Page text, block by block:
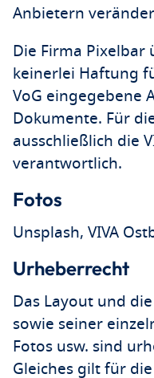
Anbietern
Die Firma
keinerlei Haftung
VoG eingegebene
Dokumente. Für
ausschließlich die
verantwortlich.
Fotos
Unsplash, VIVA
Urheberrecht
Das Layout und
sowie seiner
Fotos usw. sind
Gleiches gilt für